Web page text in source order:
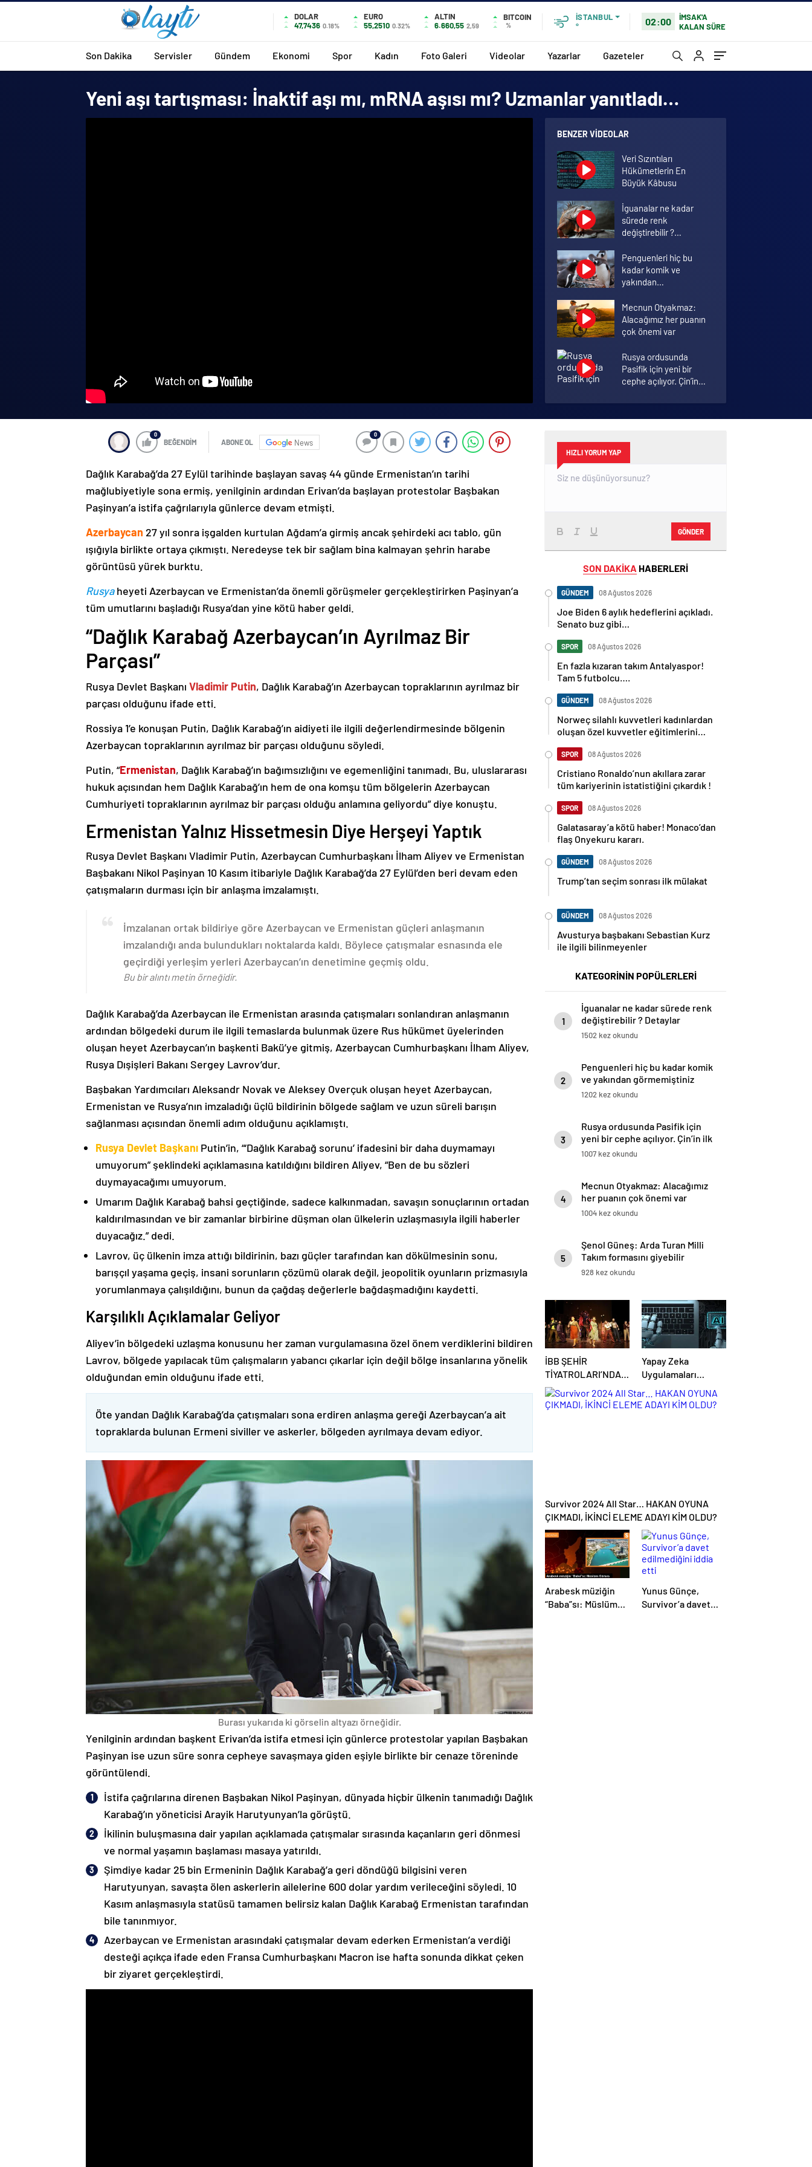
DOLAR
47,7436 0.18%
EURO
55,2510 0.32%
ALTIN
6.660,55 2,59
BITCOIN
%
İSTANBUL
°
02:00
İMSAK'A
KALAN SÜRE
Son Dakika Servisler Gündem Ekonomi Spor Kadın Foto Galeri Videolar Yazarlar Gazeteler
Yeni aşı tartışması: İnaktif aşı mı, mRNA aşısı mı? Uzmanlar yanıtladı…
BENZER VIDEOLAR
Veri Sızıntıları
Hükümetlerin En
Büyük Kâbusu
İguanalar ne kadar
sürede renk
değiştirebilir ?
Penguenleri hiç bu
kadar komik ve
yakından
Mecnun Otyakmaz:
Alacağımız her puanın
çok önemi var
Rusya ordusunda
Pasifik için yeni bir
cephe açılıyor. Çin’in
Şenol Güneş: Arda
Turan Milli Takım
0
BEĞENDİM ABONE OL News
0
Dağlık Karabağ’da 27 Eylül tarihinde başlayan savaş 44 günde Ermenistan’ın tarihi
mağlubiyetiyle sona ermiş, yenilginin ardından Erivan’da başlayan protestolar Başbakan
Paşinyan’a istifa çağrılarıyla günlerce devam etmişti.
Azerbaycan 27 yıl sonra işgalden kurtulan Ağdam’a girmiş ancak şehirdeki acı tablo, gün
ışığıyla birlikte ortaya çıkmıştı. Neredeyse tek bir sağlam bina kalmayan şehrin harabe
görüntüsü yürek burktu.
Rusyaheyeti Azerbaycan ve Ermenistan’da önemli görüşmeler gerçekleştirirken Paşinyan’a
tüm umutlarını başladığı Rusya’dan yine kötü haber geldi.
“Dağlık Karabağ Azerbaycan’ın Ayrılmaz Bir
Parçası”
Rusya Devlet Başkanı Vladimir Putin, Dağlık Karabağ’ın Azerbaycan topraklarının ayrılmaz bir
parçası olduğunu ifade etti.
Rossiya 1’e konuşan Putin, Dağlık Karabağ’ın aidiyeti ile ilgili değerlendirmesinde bölgenin
Azerbaycan topraklarının ayrılmaz bir parçası olduğunu söyledi.
Putin, “Ermenistan, Dağlık Karabağ’ın bağımsızlığını ve egemenliğini tanımadı. Bu, uluslararası
hukuk açısından hem Dağlık Karabağ’ın hem de ona komşu tüm bölgelerin Azerbaycan
Cumhuriyeti topraklarının ayrılmaz bir parçası olduğu anlamına geliyordu” diye konuştu.
Ermenistan Yalnız Hissetmesin Diye Herşeyi Yaptık
Rusya Devlet Başkanı Vladimir Putin, Azerbaycan Cumhurbaşkanı İlham Aliyev ve Ermenistan
Başbakanı Nikol Paşinyan 10 Kasım itibariyle Dağlık Karabağ’da 27 Eylül’den beri devam eden
çatışmaların durması için bir anlaşma imzalamıştı.
İmzalanan ortak bildiriye göre Azerbaycan ve Ermenistan güçleri anlaşmanın
imzalandığı anda bulundukları noktalarda kaldı. Böylece çatışmalar esnasında ele
geçirdiği yerleşim yerleri Azerbaycan’ın denetimine geçmiş oldu.
Bu bir alıntı metin örneğidir.
Dağlık Karabağ’da Azerbaycan ile Ermenistan arasında çatışmaları sonlandıran anlaşmanın
ardından bölgedeki durum ile ilgili temaslarda bulunmak üzere Rus hükümet üyelerinden
oluşan heyet Azerbaycan’ın başkenti Bakü’ye gitmiş, Azerbaycan Cumhurbaşkanı İlham Aliyev,
Rusya Dışişleri Bakanı Sergey Lavrov’dur.
Başbakan Yardımcıları Aleksandr Novak ve Aleksey Overçuk oluşan heyet Azerbaycan,
Ermenistan ve Rusya’nın imzaladığı üçlü bildirinin bölgede sağlam ve uzun süreli barışın
sağlanması açısından önemli adım olduğunu açıklamıştı.
Rusya Devlet Başkanı Putin’in, “‘Dağlık Karabağ sorunu’ ifadesini bir daha duymamayı
umuyorum” şeklindeki açıklamasına katıldığını bildiren Aliyev, “Ben de bu sözleri
duymayacağımı umuyorum.
Umarım Dağlık Karabağ bahsi geçtiğinde, sadece kalkınmadan, savaşın sonuçlarının ortadan
kaldırılmasından ve bir zamanlar birbirine düşman olan ülkelerin uzlaşmasıyla ilgili haberler
duyacağız.” dedi.
Lavrov, üç ülkenin imza attığı bildirinin, bazı güçler tarafından kan dökülmesinin sonu,
barışçıl yaşama geçiş, insani sorunların çözümü olarak değil, jeopolitik oyunların prizmasıyla
yorumlanmaya çalışıldığını, bunun da çağdaş değerlerle bağdaşmadığını kaydetti.
Karşılıklı Açıklamalar Geliyor
Aliyev’in bölgedeki uzlaşma konusunu her zaman vurgulamasına özel önem verdiklerini bildiren
Lavrov, bölgede yapılacak tüm çalışmaların yabancı çıkarlar için değil bölge insanlarına yönelik
olduğundan emin olduğunu ifade etti.
Öte yandan Dağlık Karabağ’da çatışmaları sona erdiren anlaşma gereği Azerbaycan’a ait
topraklarda bulunan Ermeni siviller ve askerler, bölgeden ayrılmaya devam ediyor.
Burası yukarıda ki görselin altyazı örneğidir.
Yenilginin ardından başkent Erivan’da istifa etmesi için günlerce protestolar yapılan Başbakan
Paşinyan ise uzun süre sonra cepheye savaşmaya giden eşiyle birlikte bir cenaze töreninde
görüntülendi.
İstifa çağrılarına direnen Başbakan Nikol Paşinyan, dünyada hiçbir ülkenin tanımadığı Dağlık
Karabağ’ın yöneticisi Arayik Harutyunyan’la görüştü.
İkilinin buluşmasına dair yapılan açıklamada çatışmalar sırasında kaçanların geri dönmesi
ve normal yaşamın başlaması masaya yatırıldı.
Şimdiye kadar 25 bin Ermeninin Dağlık Karabağ’a geri döndüğü bilgisini veren
Harutyunyan, savaşta ölen askerlerin ailelerine 600 dolar yardım verileceğini söyledi. 10
Kasım anlaşmasıyla statüsü tamamen belirsiz kalan Dağlık Karabağ Ermenistan tarafından
bile tanınmıyor.
Azerbaycan ve Ermenistan arasındaki çatışmalar devam ederken Ermenistan’a verdiği
desteği açıkça ifade eden Fransa Cumhurbaşkanı Macron ise hafta sonunda dikkat çeken
bir ziyaret gerçekleştirdi.
HIZLI YORUM YAP
GÖNDER
SON DAKİKA HABERLERİ
GÜNDEM 08 Ağustos 2026
Joe Biden 6 aylık hedeflerini açıkladı.
Senato buz gibi…
SPOR 08 Ağustos 2026
En fazla kızaran takım Antalyaspor!
Tam 5 futbolcu….
GÜNDEM 08 Ağustos 2026
Norweç silahlı kuvvetleri kadınlardan
oluşan özel kuvvetler eğitimlerini
SPOR 08 Ağustos 2026
Cristiano Ronaldo’nun akıllara zarar
tüm kariyerinin istatistiğini çıkardık !
SPOR 08 Ağustos 2026
Galatasaray’a kötü haber! Monaco’dan
flaş Onyekuru kararı.
GÜNDEM 08 Ağustos 2026
Trump’tan seçim sonrası ilk mülakat
GÜNDEM 08 Ağustos 2026
Avusturya başbakanı Sebastian Kurz
ile ilgili bilinmeyenler
KATEGORİNİN POPÜLERLERİ
1
İguanalar ne kadar sürede renk
değiştirebilir ? Detaylar
burada…
1502 kez okundu
2
Penguenleri hiç bu kadar komik
ve yakından görmemiştiniz
1202 kez okundu
3
Rusya ordusunda Pasifik için
yeni bir cephe açılıyor. Çin’in ilk
tepkisi!
1007 kez okundu
4
Mecnun Otyakmaz: Alacağımız
her puanın çok önemi var
1004 kez okundu
5
Şenol Güneş: Arda Turan Milli
Takım formasını giyebilir
928 kez okundu
İBB ŞEHİR
TİYATROLARI’NDA
BU HAFTA!
Yapay Zeka
Uygulamaları
Hayatımızın Önemli
Bir Parçası Haline
Survivor 2024 All Star… HAKAN OYUNA
ÇIKMADI, İKİNCİ ELEME ADAYI KİM OLDU?
Arabesk müziğin
“Baba”sı: Müslüm
Yunus Günçe,
Survivor’a davet